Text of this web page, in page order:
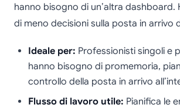
hanno bisogno di un’altra dashboard.
di meno decisioni sulla posta in arrivo
Ideale per: Professionisti singoli e
hanno bisogno di promemoria,
controllo della posta in arrivo
Flusso di lavoro utile: Pianifica le